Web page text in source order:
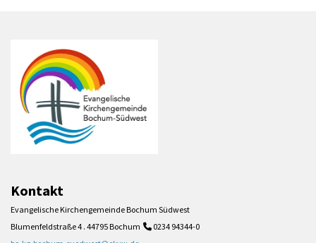
Kontakt
Evangelische Kirchengemeinde Bochum Südwest
Blumenfeldstraße 4 . 44795 Bochum  0234 94344-0